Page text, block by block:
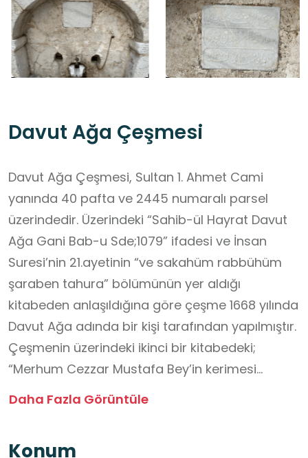
Davut Ağa Çeşmesi
Davut Ağa Çeşmesi, Sultan 1. Ahmet Cami
yanında 40 pafta ve 2445 numaralı parsel
üzerindedir. Üzerindeki “Sahib-ül Hayrat Davut
Ağa Gani Bab-u Sde;1079” ifadesi ve İnsan
Suresi’nin 21.ayetinin “ve sakahüm rabbühüm
şaraben tahura” bölümünün yer aldığı
kitabeden anlaşıldığına göre çeşme 1668 yılında
Davut Ağa adında bir kişi tarafından yapılmıştır.
Çeşmenin üzerindeki ikinci bir kitabedeki;
“Merhum Cezzar Mustafa Bey’in kerimesi
Saadet Hanım tarafından müceddeden tamir
Yontma taştan yapılan çeşmenin çevresinde
Daha Fazla Görüntüle
Konum